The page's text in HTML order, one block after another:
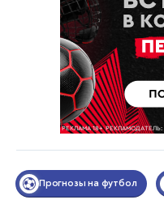
Прогнозы на футбол